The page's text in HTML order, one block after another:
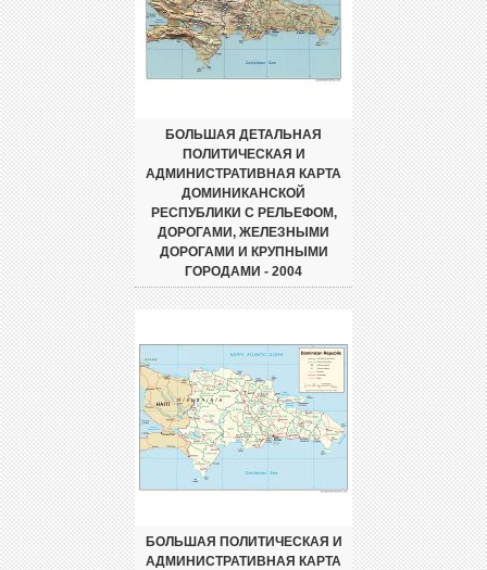
БОЛЬШАЯ ДЕТАЛЬНАЯ
ПОЛИТИЧЕСКАЯ И
АДМИНИСТРАТИВНАЯ КАРТА
ДОМИНИКАНСКОЙ
РЕСПУБЛИКИ С РЕЛЬЕФОМ,
ДОРОГАМИ, ЖЕЛЕЗНЫМИ
ДОРОГАМИ И КРУПНЫМИ
ГОРОДАМИ - 2004
БОЛЬШАЯ ПОЛИТИЧЕСКАЯ И
АДМИНИСТРАТИВНАЯ КАРТА